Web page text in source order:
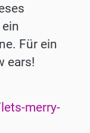
Für ein
ears!
merry-